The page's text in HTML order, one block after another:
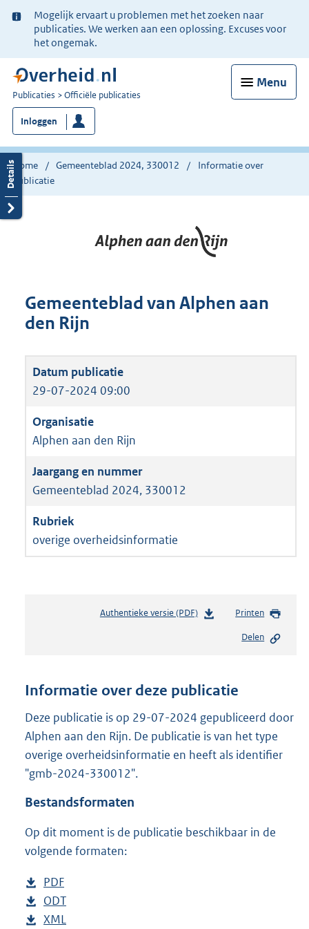
Ter
informatie:
Mogelijk ervaart u problemen met het zoeken naar
publicaties. We werken aan een oplossing. Excuses voor
het ongemak.
Menu
U
bent
nu
hier:
Publicaties Officiële publicaties
Inloggen
Home Gemeenteblad 2024, 330012
Informatie over
publicatie
Gemeenteblad van Alphen aan
den Rijn
29-07-2024 09:00
Alphen aan den Rijn
Gemeenteblad 2024, 330012
overige overheidsinformatie
Authentieke versie (PDF)b
n
s
r
o
:
Printen
Delen
Informatie over deze publicatie
Deze publicatie is op 29-07-2024 gepubliceerd door
Alphen aan den Rijn. De publicatie is van het type
overige overheidsinformatie en heeft als identifier
"gmb-2024-330012".
Bestandsformaten
Op dit moment is de publicatie beschikbaar in de
volgende formaten:
D
o
w
PDF
e
s
D
o
ODT
D
XML